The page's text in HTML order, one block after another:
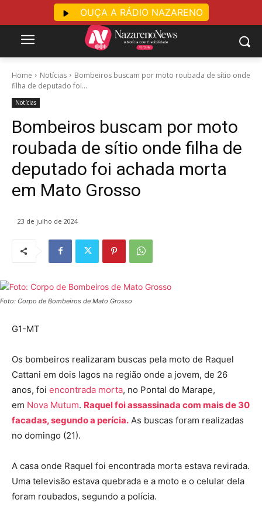
Home Notícias
Bombeiros buscam por moto roubada de sítio onde
filha de deputado foi...
Notícias
Bombeiros buscam por moto
roubada de sítio onde filha de
deputado foi achada morta
em Mato Grosso
23 de julho de 2024
Foto: Corpo de Bombeiros de Mato Grosso
G1-MT
Os bombeiros realizaram buscas pela moto de Raquel
Cattani em dois lagos na região onde a jovem, de 26
anos, foi encontrada morta, no Pontal do Marape,
em Nova Mutum. Raquel foi assassinada com mais de 30
facadas, segundo a perícia. As buscas foram realizadas
no domingo (21).
A casa onde Raquel foi encontrada morta estava revirada.
Uma televisão estava quebrada e a moto e o celular dela
foram roubados, segundo a polícia.
OUÇA A RÁDIO NAZARENO